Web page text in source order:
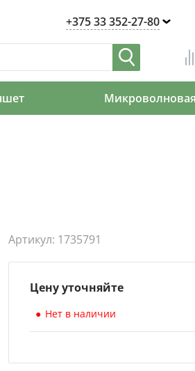
+375 33 352-27-80
Артикул: 1735791
Цену уточняйте
Нет в наличии